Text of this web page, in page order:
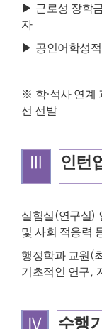
▶ 근로성 장학
자
▶ 공인어학성
※ 학·석사 연계
선 선발
Ⅲ 인턴
실험실(연구실)
및 사회 적응력
행정학과 교원 (
기초적인 연구
Ⅳ 수행